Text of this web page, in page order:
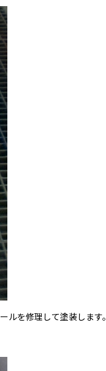
を修理して塗装します。